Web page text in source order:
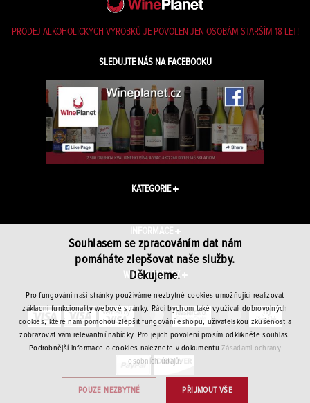
PRODEJ ALKOHOLICKÝCH VÝROBKŮ JE POVOLEN JEN OSOBÁM STARŠÍM 18 LET!
SLEDUJTE NÁS NA FACEBOOKU
KATEGORIE
INFORMACE
WINEPLANET.CZ
Souhlasem se zpracováním dat nám
pomáháte zlepšovat naše služby.
Děkujeme.
Pro fungování naší stránky používáme nezbytné cookies umožňující realizovat
základní funkcionality webové stránky. Rádi bychom také využívali dobrovolných
cookies, které nám pomohou zlepšit fungování eshopu, uživatelskou zkušenost a
zobrazovat vám relevantní nabídky. Pro jejich povolení prosím odklikněte souhlas.
Podrobnější informace o cookies naleznete v dokumentuZásadami ochrany
osobních údajů.
PŘIJMOUT VŠE
POUZE NEZBYTNÉ